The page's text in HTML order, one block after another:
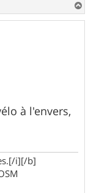
a
u
à l'envers,
i][/b]